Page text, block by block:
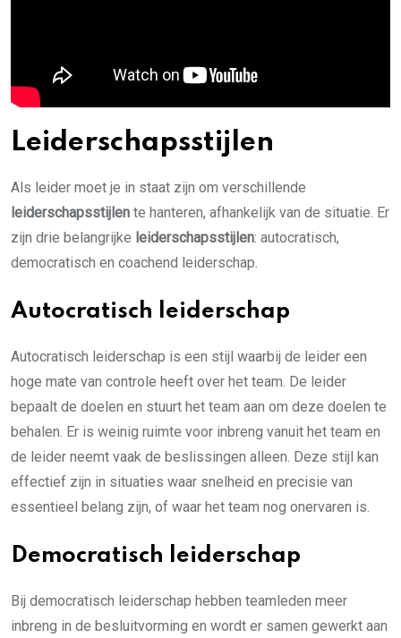
Leiderschapsstijlen
Als leider moet je in staat zijn om verschillende
leiderschapsstijlen te hanteren, afhankelijk van de situatie. Er
zijn drie belangrijke leiderschapsstijlen: autocratisch,
democratisch en coachend leiderschap.
Autocratisch leiderschap
Autocratisch leiderschap is een stijl waarbij de leider een
hoge mate van controle heeft over het team. De leider
bepaalt de doelen en stuurt het team aan om deze doelen te
behalen. Er is weinig ruimte voor inbreng vanuit het team en
de leider neemt vaak de beslissingen alleen. Deze stijl kan
effectief zijn in situaties waar snelheid en precisie van
essentieel belang zijn, of waar het team nog onervaren is.
Democratisch leiderschap
Bij democratisch leiderschap hebben teamleden meer
inbreng in de besluitvorming en wordt er samen gewerkt aan